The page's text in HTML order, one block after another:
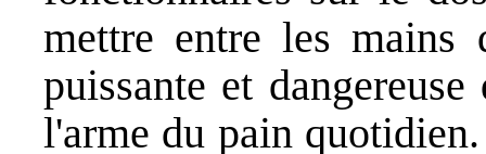
mettre entre les mains
puissante et
l'arme du pain